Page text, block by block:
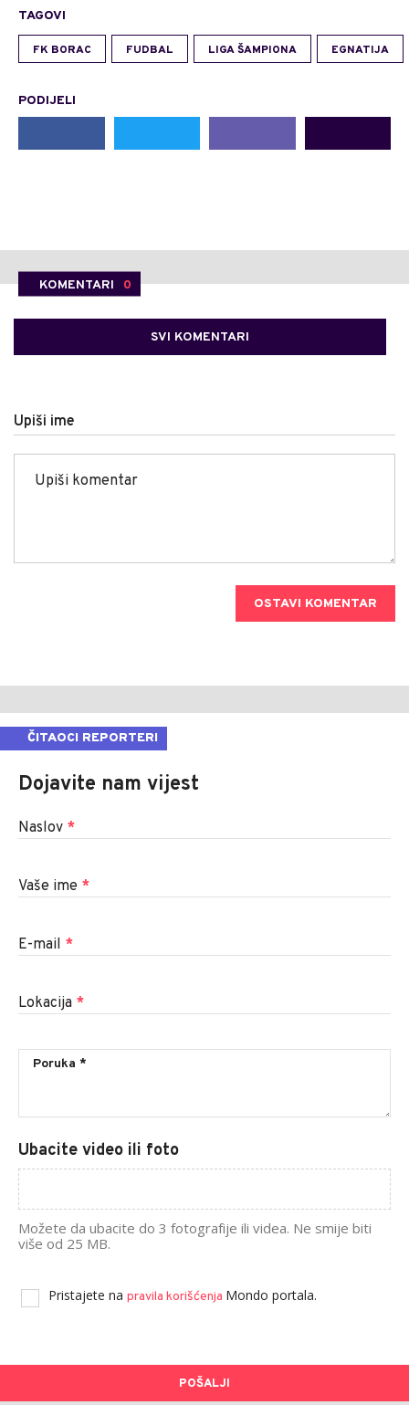
TAGOVI
FK BORAC FUDBAL LIGA ŠAMPIONA EGNATIJA
PODIJELI
KOMENTARI 0
SVI KOMENTARI
Upiši ime
OSTAVI KOMENTAR
ČITAOCI REPORTERI
Dojavite nam vijest
Naslov *
Vaše ime *
E-mail *
Lokacija *
Ubacite video ili foto
Možete da ubacite do 3 fotografije ili videa. Ne smije biti
više od 25 MB.
Pristajete na pravila korišćenja Mondo portala.
POŠALJI